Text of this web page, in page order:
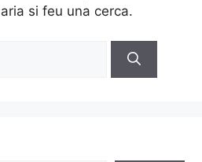
si feu una cerca.